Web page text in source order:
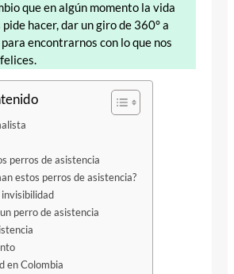
que en algún momento la vida
pide hacer, dar un giro de 360° a
encontrarnos con lo que nos
perros de asistencia
estos perros de asistencia?
perro de asistencia
en Colombia